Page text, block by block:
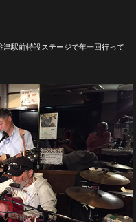
駅前特設ステージで年一回行って